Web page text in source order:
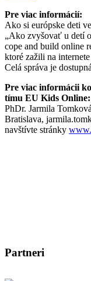
Pre viac informácií:
Ako si európske deti
„Ako zvyšovať u detí
cope and build online
ktoré zažili na
Celá správa je dostupná
Pre viac informácii
tímu EU Kids Online:
PhDr. Jarmila
Bratislava,
navštívte stránky
Partneri